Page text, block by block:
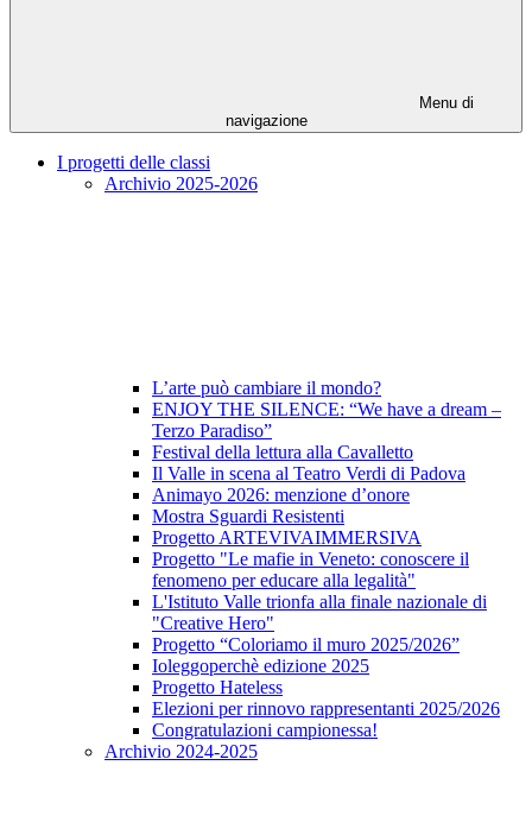
Menu di
navigazione
I progetti delle classi
Archivio 2025-2026
L’arte può cambiare il mondo?
ENJOY THE SILENCE: “We have a dream –
Terzo Paradiso”
Festival della lettura alla Cavalletto
Il Valle in scena al Teatro Verdi di Padova
Animayo 2026: menzione d’onore
Mostra Sguardi Resistenti
Progetto ARTEVIVAIMMERSIVA
Progetto "Le mafie in Veneto: conoscere il
fenomeno per educare alla legalità"
L'Istituto Valle trionfa alla finale nazionale di
"Creative Hero"
Progetto “Coloriamo il muro 2025/2026”
Ioleggoperchè edizione 2025
Progetto Hateless
Elezioni per rinnovo rappresentanti 2025/2026
Congratulazioni campionessa!
Archivio 2024-2025